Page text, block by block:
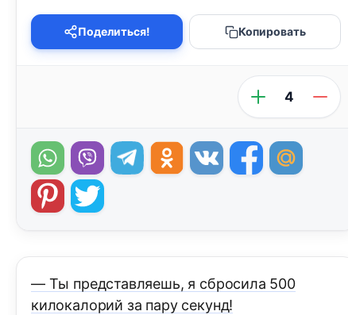
Поделиться! Копировать
4
— Ты представляешь, я сбросила 500
килокалорий за пару секунд!